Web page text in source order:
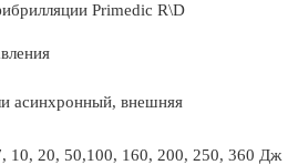
Primedic R\D
асинхронный, внешняя
10, 20, 50,100, 160, 200, 250, 360 Дж